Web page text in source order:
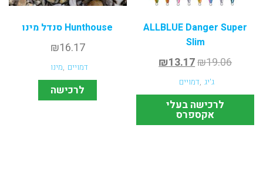
ALLBLUE Danger Super
Slim
₪19.06
₪13.17
ג'יג ,דמויים
לרכישה בעלי
אקספרס
Hunthouse סנדל מינו
₪16.17
דמויים ,מינו
לרכישה